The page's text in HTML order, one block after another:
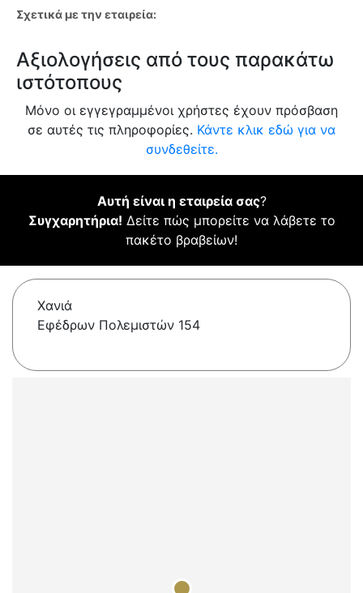
Σχετικά με την εταιρεία:
Αξιολογήσεις από τους παρακάτω
ιστότοπους
Μόνο οι εγγεγραμμένοι χρήστες έχουν πρόσβαση
σε αυτές τις πληροφορίες. Κάντε κλικ εδώ για να
συνδεθείτε.
Αυτή είναι η εταιρεία σας?
Συγχαρητήρια! Δείτε πώς μπορείτε να λάβετε το
πακέτο βραβείων!
Χανιά
Εφέδρων Πολεμιστών 154